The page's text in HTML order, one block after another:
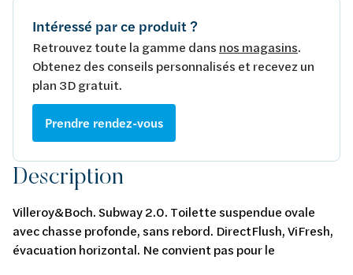
Intéressé par ce produit ?
Retrouvez toute la gamme dans nos magasins.
Obtenez des conseils personnalisés et recevez un
plan 3D gratuit.
Prendre rendez-vous
Description
Villeroy&Boch. Subway 2.0. Toilette suspendue ovale
avec chasse profonde, sans rebord. DirectFlush, ViFresh,
évacuation horizontal. Ne convient pas pour le